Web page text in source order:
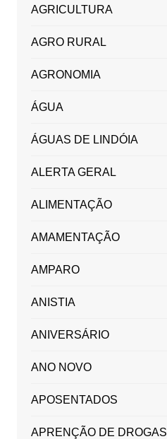
AGRICULTURA
AGRO RURAL
AGRONOMIA
ÁGUA
ÁGUAS DE LINDÓIA
ALERTA GERAL
ALIMENTAÇÃO
AMAMENTAÇÃO
AMPARO
ANISTIA
ANIVERSÁRIO
ANO NOVO
APOSENTADOS
APRENÇÃO DE DROGAS